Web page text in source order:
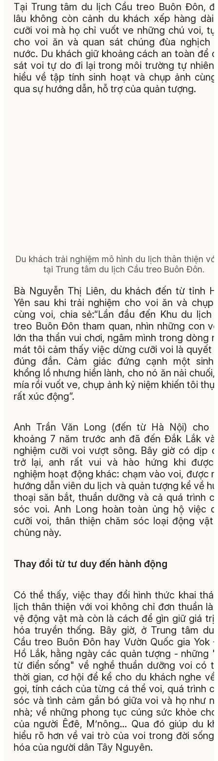
Tại Trung tâm du lịch Cầu treo Buôn Đôn,
lâu không còn cảnh du khách xếp hàng dài
cưỡi voi mà họ chỉ vuốt ve những chú voi,
cho voi ăn và quan sát chúng đùa nghịch
nước. Du khách giữ khoảng cách an toàn để
sát voi tự do đi lại trong môi trường tự
hiểu về tập tính sinh hoạt và chụp ảnh
qua sự hướng dẫn, hỗ trợ của quản tượng.
Du khách trải nghiệm mô hình du lịch thân thiện
tại Trung tâm du lịch Cầu treo Buôn Đôn.
Bà Nguyễn Thị Liên, du khách đến từ tỉnh
Yên sau khi trải nghiệm cho voi ăn và chụp
cùng voi, chia sẻ:“Lần đầu đến Khu du lịch
treo Buôn Đôn tham quan, nhìn những con
lớn tha thẩn vui chơi, ngâm mình trong dòng
mát tôi cảm thấy việc dừng cưỡi voi là quyết
đúng đắn. Cảm giác đứng cạnh một sinh
khổng lồ nhưng hiền lành, cho nó ăn nải chuối,
mía rồi vuốt ve, chụp ảnh kỷ niệm khiến tôi
rất xúc động”.
Anh Trần Văn Long (đến từ Hà Nội) cho
khoảng 7 năm trước anh đã đến Đắk Lắk
nghiệm cưỡi voi vượt sông. Bây giờ có dịp
trở lại, anh rất vui và hào hứng khi được
nghiệm hoạt động khác: chạm vào voi, được
hướng dẫn viên du lịch và quản tượng kể về
thoại săn bắt, thuần dưỡng và cả quá trình
sóc voi. Anh Long hoàn toàn ủng hộ việc
cưỡi voi, thân thiện chăm sóc loại động vật
chủng này.
Thay đổi từ tư duy đến hành động
Có thể thấy, việc thay đổi hình thức khai
lịch thân thiện với voi không chỉ đơn thuần là
vệ động vật mà còn là cách để gìn giữ giá trị
hóa truyền thống. Bây giờ, ở Trung tâm du
Cầu treo Buôn Đôn hay Vườn Quốc gia Yok
Hồ Lắk, hằng ngày các quản tượng - những
từ điển sống" về nghề thuần dưỡng voi có
thời gian, cơ hội để kể cho du khách nghe
gọi, tính cách của từng cá thể voi, quá trình
sóc và tình cảm gắn bó giữa voi và họ như
nhà; về những phong tục cúng sức khỏe
của người Êđê, M’nông... Qua đó giúp du
hiểu rõ hơn về vai trò của voi trong đời sống
hóa của người dân Tây Nguyên.